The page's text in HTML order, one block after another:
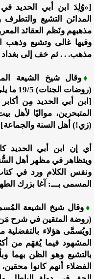
[«وُلِدَ ابن أبي الحديد
المدائن التشيع
مذهبهم ونَظم العقائد
وفيها غالى وتشيع وذهب
مذهب. . . ثم خف إلى بغداد
♦وقال شيخ الشيعة
(روضات الجنات) 5
/‏
19 ما
[ابن أبي الحديد مِن أكابر
المتبحرين، مواليًا لأهل
(زي!) أهل السنة
أي إن ابن أبي الحديد
ويتظاهر في مظهر أهل
ونفس الكلام ورد في
المسمى بـــ: آغا بزرك
♦وقال شيخ الشيعة
(روضة المتقين في شرح مَن
[ويُسمَّى هؤلاء بالتفضلية
المشهود فيما يُفهَم من
بالتشيع وهو الظن بهما
الفضلاء أنهم كانوا